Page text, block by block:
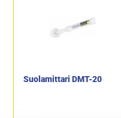
Suolamittari DMT-20